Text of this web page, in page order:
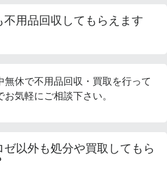
不用品回収してもらえます
無休で不用品回収・買取を行って
気軽にご相談下さい。
ゼ以外も処分や買取してもら